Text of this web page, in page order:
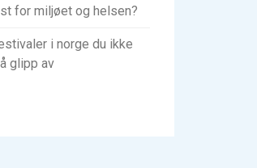
for miljøet og helsen?
i norge du ikke
glipp av